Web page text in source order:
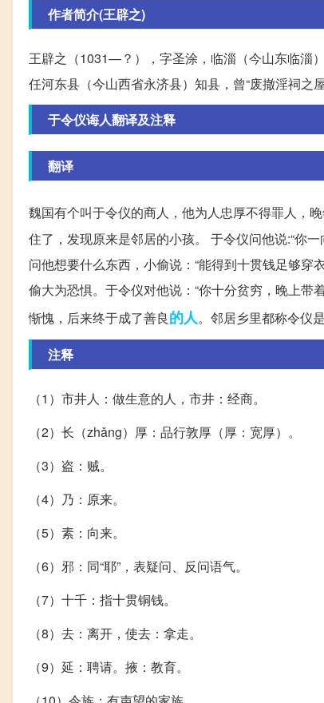
作者简介(王辟之)
王辟之（1031—？），字圣涂，临淄（今山东临淄
任河东县（今山西省永济县）知县，曾“废撤淫祠之
于令仪诲人翻译及注释
翻译
魏国有个叫于令仪的商人，他为人忠厚不得罪人，
住了，发现原来是邻居的小孩。 于令仪问他说:“你
问他想要什么东西，小偷说：“能得到十贯钱足够
偷大为恐惧。于令仪对他说：“你十分贫穷，晚上
惭愧，后来终于成了善良的人。邻居乡里都称令仪是
注释
（1）市井人：做生意的人，市井：经商。
（2）长（zhǎng）厚：品行敦厚（厚：宽厚）。
（3）盗：贼。
（4）乃：原来。
（5）素：向来。
（6）邪：同“耶”，表疑问、反问语气。
（7）十千：指十贯铜钱。
（8）去：离开，使去：拿走。
（9）延：聘请。掖：教育。